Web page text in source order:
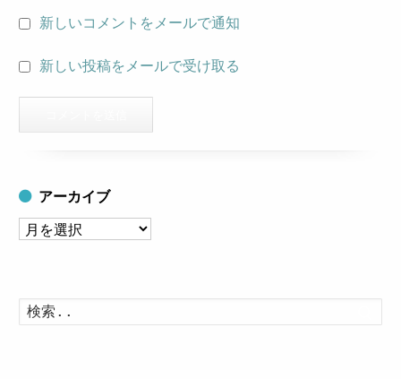
新しいコメントをメールで通知
新しい投稿をメールで受け取る
アーカイブ
ア
イ
ブ
索